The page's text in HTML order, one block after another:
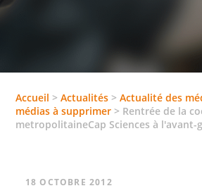
Accueil >Actualités >Actualité des
médias à supprimer > Rentrée de la
metropolitaineCap Sciences à l'avant-
18 OCTOBRE 2012